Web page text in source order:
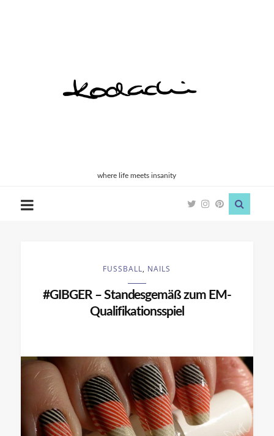
where life meets insanity
FUSSBALL, NAILS
#GIBGER – Standesgemäß zum EM-
Qualifikationsspiel